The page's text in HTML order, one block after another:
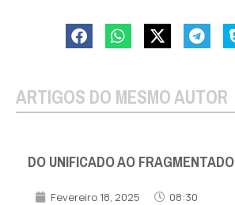
ARTIGOS DO MESMO AUTOR
DO UNIFICADO AO FRAGMENTADO
Fevereiro 18, 2025 08:30